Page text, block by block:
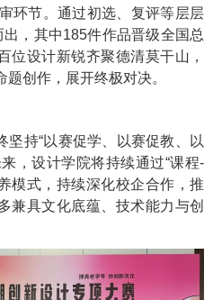
环节。通过初选、复评等层层
，其中185件作品晋级全国总
位设计新锐齐聚德清莫干山，
创作，展开终极对决。
坚持“以赛促学、以赛促教、以
，设计学院将持续通过“课程-
模式，持续深化校企合作，推
兼具文化底蕴、技术能力与创